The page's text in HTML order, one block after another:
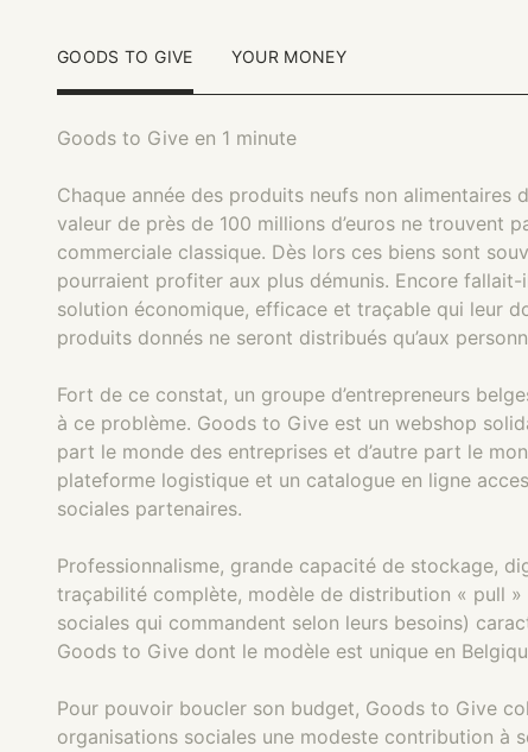
GOODS TO GIVE YOUR MONEY
Goods to Give en 1 minute
Chaque année des produits neufs non alimentaires
valeur de près de 100 millions d’euros ne trouvent
commerciale classique. Dès lors ces biens sont
pourraient profiter aux plus démunis. Encore
solution économique, efficace et traçable qui leur
produits donnés ne seront distribués qu’aux
Fort de ce constat, un groupe d’entrepreneurs
à ce problème. Goods to Give est un webshop
part le monde des entreprises et d’autre part le
plateforme logistique et un catalogue en ligne
sociales partenaires.
Professionnalisme, grande capacité de stockage,
traçabilité complète, modèle de distribution « pull
sociales qui commandent selon leurs besoins)
Goods to Give dont le modèle est unique en
Pour pouvoir boucler son budget, Goods to Give
organisations sociales une modeste contribution à